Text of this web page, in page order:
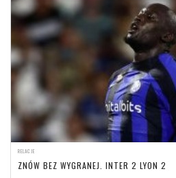
RELACJE
ZNÓW BEZ WYGRANEJ. INTER 2 LYON 2